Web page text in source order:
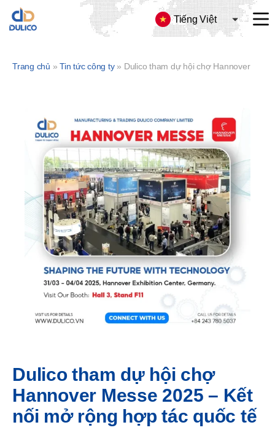
TNHH
Tiếng Việt
Trang chủ »Tin tức công ty» Dulico tham dự hội chợ Hannover Messe 2025 – Kết nối mở rộng hợp tác quốc tế
Dulico tham dự hội chợ
Hannover Messe 2025 – Kết
nối mở rộng hợp tác quốc tế